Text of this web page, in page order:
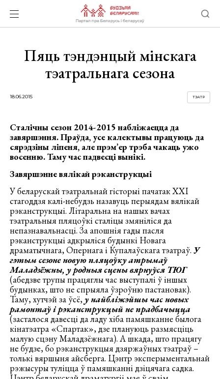
Пяць тэндэнцый мінскага
тэатральнага сезона
18.06.2015 ТЭАТР
Сталічны сезон 2014-2015 набліжаецца да
завяршэння. Праўда, усе калектывы працуюць да
сярэдзіны ліпеня, але прэм’ер трэба чакаць ужо
восенню. Таму час падвесці вынікі.
Завяршэнне вялікай рэканструкцыі
У беларускай тэатральнай гісторыі пачатак ХХІ
стагоддзя калі-небудзь назавуць перыядам вялікай
рэканструкцыі. Літаральна на нашых вачах
тэатральныя пляцоўкі сталіцы змяніліся да
непазнавальнасці. За апошнія гады пасля
рэканструкцыі адкрыліся будынкі Новага
драматычнага, Опернага і Купалаўскага тэатраў. У
гэтым сезоне новую пляцоўку атрымаў
Маладзёжны, у родныя сцены вярнуўся ТЮГ
(абедзве трупы працяглы час выступалі ў іншых
будынках, што не спрыяла ўзроўню пастановак).
Таму, хутчэй за ўсё, у найбліжэйшы час новых
рамонтаў і рэканструкцый не прадбачыцца
(засталося давесці да ладу хіба памяшканне былога
кінатэатра «Спартак», дзе плануюць размясціць
малую сцэну Маладзёжнага). А шкада, што працягу
не будзе, бо рэканструкцыя дзяржаўных тэатраў –
толькі вяршыня айсберга. Цэнтр эксперыментальнай
рэжысуры туліцца ў памяшканні дзіцячага садка.